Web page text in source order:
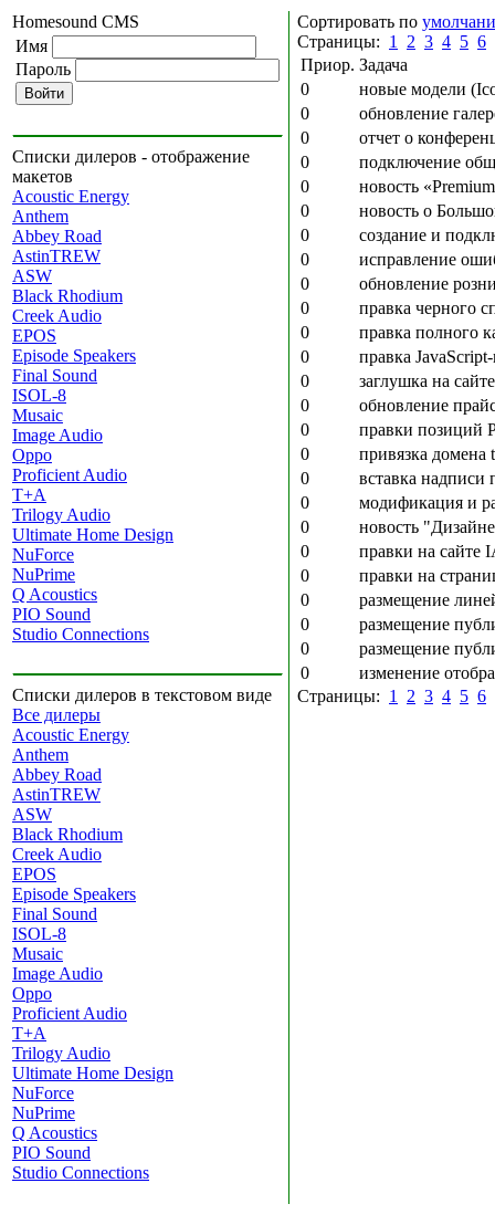
Homesound CMS
Имя
Пароль
Списки дилеров - отображение
макетов
Acoustic Energy
Anthem
Abbey Road
AstinTREW
ASW
Black Rhodium
Creek Audio
EPOS
Episode Speakers
Final Sound
ISOL-8
Musaic
Image Audio
Oppo
Proficient Audio
T+A
Trilogy Audio
Ultimate Home Design
NuForce
NuPrime
Q Acoustics
PIO Sound
Studio Connections
Списки дилеров в текстовом виде
Все дилеры
Acoustic Energy
Anthem
Abbey Road
AstinTREW
ASW
Black Rhodium
Creek Audio
EPOS
Episode Speakers
Final Sound
ISOL-8
Musaic
Image Audio
Oppo
Proficient Audio
T+A
Trilogy Audio
Ultimate Home Design
NuForce
NuPrime
Q Acoustics
PIO Sound
Studio Connections
Сортировать по
Страницы: 1 2 3 4 5 6
Приор. Задача
0
новые модели
0
обновление
0
отчет о
0
подключение
0
новость
0
новость о
0
создание и
0
исправление
0
обновление
0
правка черного
0
правка полного
0
правка
0
заглушка на
0
обновление
0
правки позиций
0
привязка домена
0
вставка надписи
0
модификация и
0
новость
0
правки на сайте
0
правки на
0
размещение
0
размещение
0
размещение
0
изменение
Страницы: 1 2 3 4 5 6